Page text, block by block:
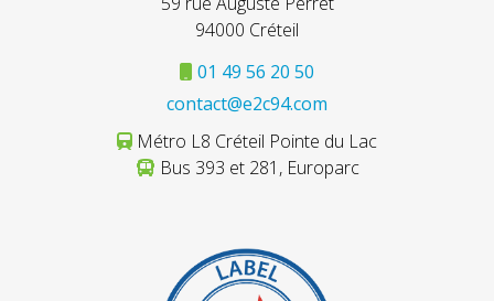
94000 Créteil
01 49 56 20 50
contact@e2c94.com
Métro L8 Créteil Pointe du Lac
Bus 393 et 281, Europarc